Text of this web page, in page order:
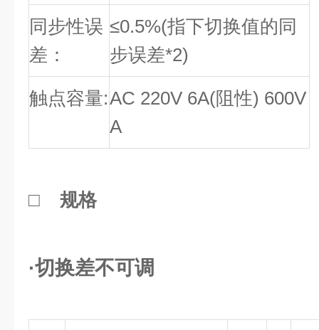
同步性误
差：
≤0.5%(指下切换值的同
步误差*2)
触点容量:AC 220V 6A(阻性) 600V
A
□ 规格
·切换差不可调